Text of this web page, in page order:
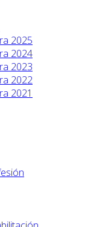
2025
2024
2023
2022
2021